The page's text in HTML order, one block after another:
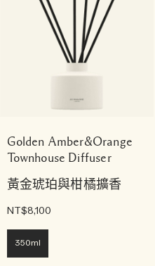
Golden Amber&Orange
Townhouse Diffuser
黃金琥珀與柑橘擴香
NT$8,100
350ml